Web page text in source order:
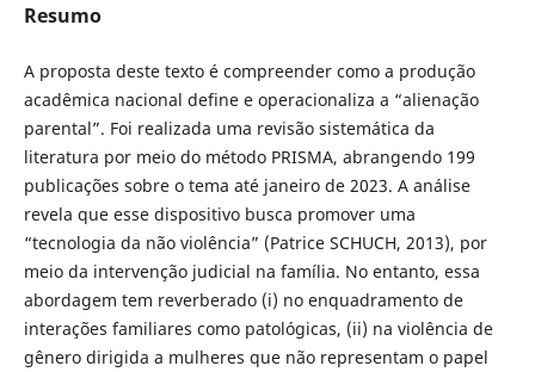
Resumo
A proposta deste texto é compreender como a produção
acadêmica nacional define e operacionaliza a “alienação
parental”. Foi realizada uma revisão sistemática da
literatura por meio do método PRISMA, abrangendo 199
publicações sobre o tema até janeiro de 2023. A análise
revela que esse dispositivo busca promover uma
“tecnologia da não violência” (Patrice SCHUCH, 2013), por
meio da intervenção judicial na família. No entanto, essa
abordagem tem reverberado (i) no enquadramento de
interações familiares como patológicas, (ii) na violência de
gênero dirigida a mulheres que não representam o papel